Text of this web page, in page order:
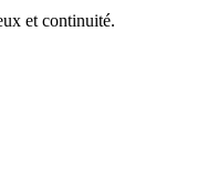
et continuité.